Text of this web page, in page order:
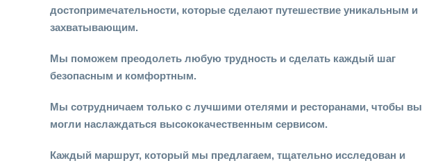
достопримечательности, которые сделают путешествие уникальным и
захватывающим.
Мы поможем преодолеть любую трудность и сделать каждый шаг
безопасным и комфортным.
Мы сотрудничаем только с лучшими отелями и ресторанами, чтобы вы
могли наслаждаться высококачественным сервисом.
Каждый маршрут, который мы предлагаем, тщательно исследован и